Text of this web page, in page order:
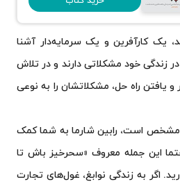
یک کارآفرین و یک سرمایه‌دار آشنا
زندگی خود مشکلاتی دارند و در تلاش
و یافتن راه حل، مشکلاتشان را به نوعی
مشخص است، رابین شارما به شما کمک
این جمله معروف «سحرخیز باش تا
اگر به زندگی نوابغ، غول‌های تجارت